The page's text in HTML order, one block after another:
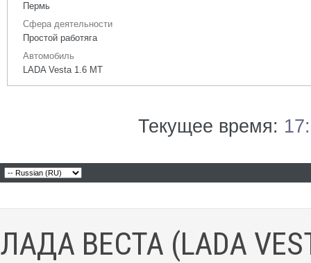
Пермь
Сфера деятельности
Простой работяга
Автомобиль
LADA Vesta 1.6 МТ
Текущее время:
ЛАДА ВЕСТА (LADA